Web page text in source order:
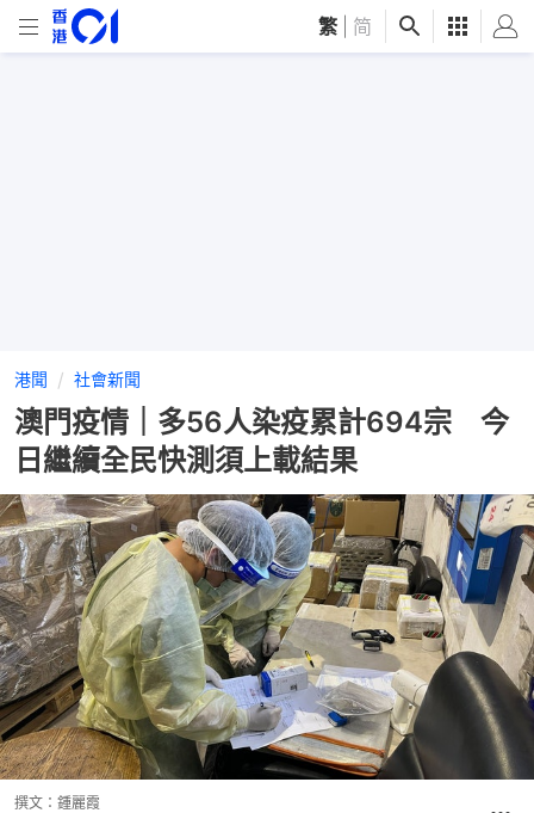
繁 简
港聞 社會新聞
澳門疫情｜多56人染疫累計694宗 今
日繼續全民快測須上載結果
撰文： 鍾麗霞